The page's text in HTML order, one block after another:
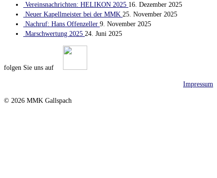
Vereinsnachrichten: HELIKON 2025 16. Dezember 2025
Neuer Kapellmeister bei der MMK 25. November 2025
Nachruf: Hans Offenzeller 9. November 2025
Marschwertung 2025 24. Juni 2025
folgen Sie uns auf
Impressum
© 2026 MMK Gallspach